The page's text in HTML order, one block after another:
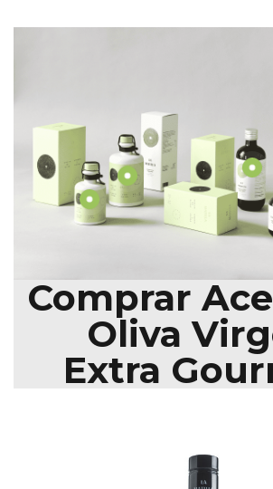
Comprar
Oliva
Extra